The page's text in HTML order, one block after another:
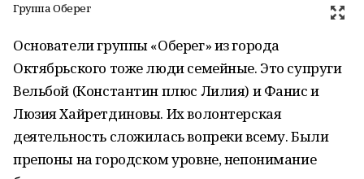
Группа Оберег
Основатели группы «Оберег» из города
Октябрьского тоже люди семейные. Это супруги
Вельбой (Константин плюс Лилия) и Фанис и
Люзия Хайретдиновы. Их волонтерская
деятельность сложилась вопреки всему. Были
препоны на городском уровне, непонимание